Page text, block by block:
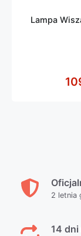
Lampa
2 letnia
14